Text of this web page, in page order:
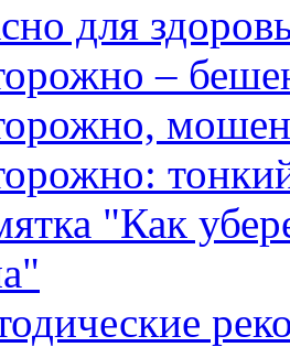
для
–
"Как